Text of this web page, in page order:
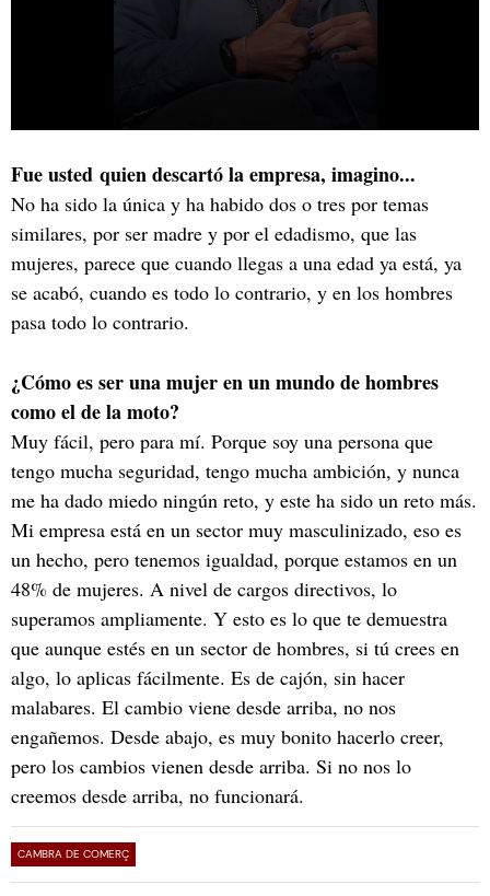
Fue usted quien descartó la empresa, imagino...
No ha sido la única y ha habido dos o tres por temas
similares, por ser madre y por el edadismo, que las
mujeres, parece que cuando llegas a una edad ya está, ya
se acabó, cuando es todo lo contrario, y en los hombres
pasa todo lo contrario.
¿Cómo es ser una mujer en un mundo de hombres
como el de la moto?
Muy fácil, pero para mí. Porque soy una persona que
tengo mucha seguridad, tengo mucha ambición, y nunca
me ha dado miedo ningún reto, y este ha sido un reto más.
Mi empresa está en un sector muy masculinizado, eso es
un hecho, pero tenemos igualdad, porque estamos en un
48% de mujeres. A nivel de cargos directivos, lo
superamos ampliamente. Y esto es lo que te demuestra
que aunque estés en un sector de hombres, si tú crees en
algo, lo aplicas fácilmente. Es de cajón, sin hacer
malabares. El cambio viene desde arriba, no nos
engañemos. Desde abajo, es muy bonito hacerlo creer,
pero los cambios vienen desde arriba. Si no nos lo
creemos desde arriba, no funcionará.
CAMBRA DE COMERÇ